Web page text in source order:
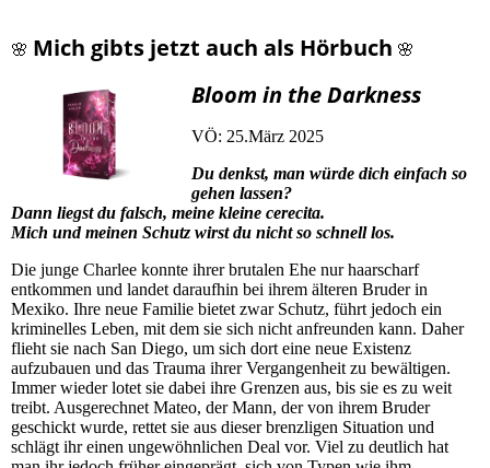
🌸 Mich gibts jetzt auch als Hörbuch 🌸
Bloom in the Darkness
VÖ: 25.März 2025
Du denkst, man würde dich einfach so
gehen lassen?
Dann liegst du falsch, meine kleine cerecita.
Mich und meinen Schutz wirst du nicht so schnell los.
Die junge Charlee konnte ihrer brutalen Ehe nur haarscharf
entkommen und landet daraufhin bei ihrem älteren Bruder in
Mexiko. Ihre neue Familie bietet zwar Schutz, führt jedoch ein
kriminelles Leben, mit dem sie sich nicht anfreunden kann. Daher
flieht sie nach San Diego, um sich dort eine neue Existenz
aufzubauen und das Trauma ihrer Vergangenheit zu bewältigen.
Immer wieder lotet sie dabei ihre Grenzen aus, bis sie es zu weit
treibt. Ausgerechnet Mateo, der Mann, der von ihrem Bruder
geschickt wurde, rettet sie aus dieser brenzligen Situation und
schlägt ihr einen ungewöhnlichen Deal vor. Viel zu deutlich hat